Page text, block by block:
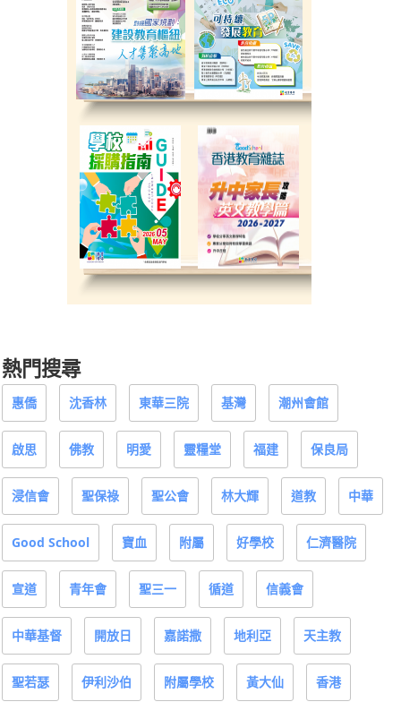
熱門搜尋
惠僑 沈香林 東華三院 基灣 潮州會館
啟思 佛教 明愛 靈糧堂 福建 保良局
浸信會 聖保祿 聖公會 林大輝 道教 中華
Good School 寶血 附屬 好學校 仁濟醫院
宣道 青年會 聖三一 循道 信義會
中華基督 開放日 嘉諾撒 地利亞 天主教
聖若瑟 伊利沙伯 附屬學校 黃大仙 香港